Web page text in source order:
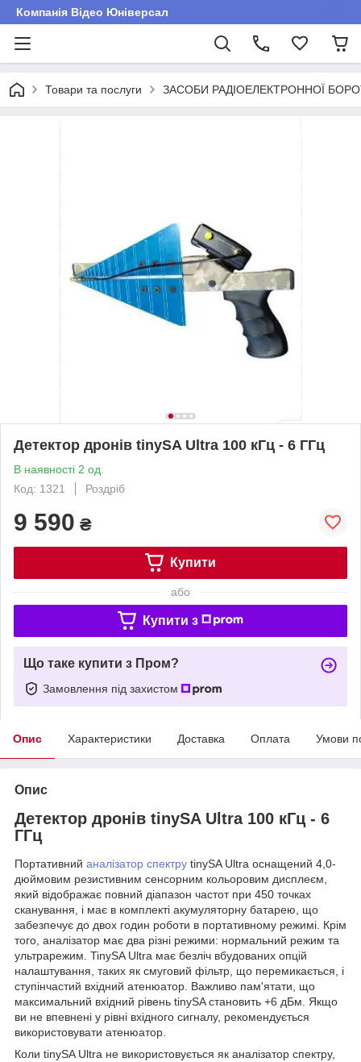
Компанія Відео Юніверсал
Товари та послуги ЗАСОБИ РАДІОЕЛЕКТРОННОЇ
Детектор дронів tinySA Ultra 100 кГц - 6 ГГц
В наявності 2 од.
Код: 1321
Роздріб
9 590 ₴
Купити
або
Купити з
Що таке купити з Пром?
Замовлення під захистом
Опис Характеристики Доставка Оплата Умови
Опис
Детектор дронів tinySA Ultra 100 кГц - 6
ГГц
Портативний аналізатор спектру tinySA Ultra оснащений 4,0-
дюймовим резистивним сенсорним кольоровим дисплеєм,
який відображає повний діапазон частот при 450 точках
сканування, і має в комплекті акумуляторну батарею, що
забезпечує до двох годин роботи в портативному режимі. Крім
того, аналізатор має два різні режими: нормальний режим та
ультрарежим. TinySA Ultra має безліч вбудованих опцій
налаштування, таких як смуговий фільтр, що перемикається, і
ступінчастий вхідний атенюатор. Важливо пам'ятати, що
максимальний вхідний рівень tinySA становить +6 дБм. Якщо
ви не впевнені у рівні вхідного сигналу, рекомендується
використовувати атенюатор.
Коли tinySA Ultra не використовується як аналізатор спектру,